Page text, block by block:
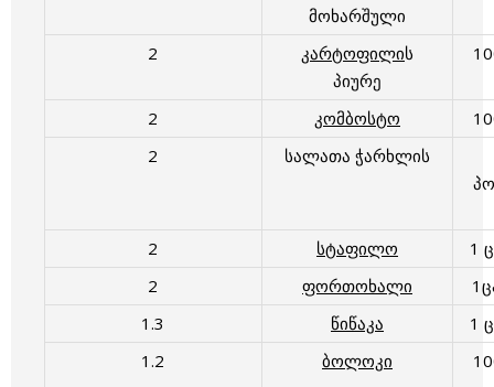
მოხარშული
2 კარტოფილის
პიურე
2 კომბოსტო
2
სალათა ჭარხლის
2 სტაფილო
1
2
ფორთოხალი
1.3
წიწაკა
1
1.2
ბოლოკი